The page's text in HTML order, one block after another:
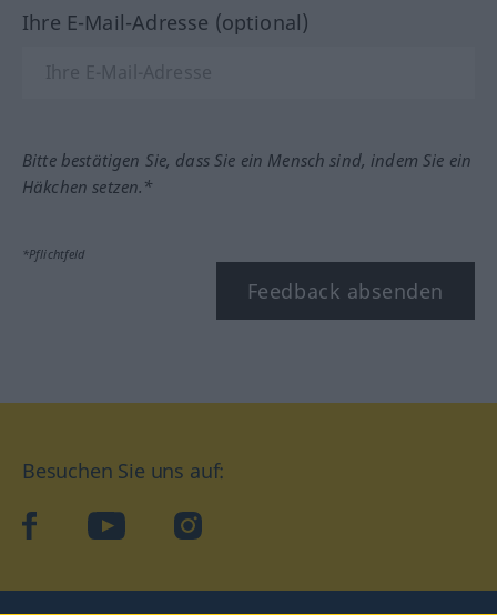
Ihre E-Mail-Adresse (optional)
Bitte bestätigen Sie, dass Sie ein Mensch sind, indem Sie ein
Häkchen setzen.*
*Pflichtfeld
Feedback absenden
Besuchen Sie uns auf:
facebookYouTube Instagram